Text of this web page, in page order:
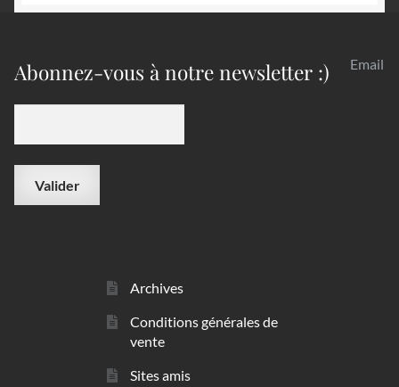
Abonnez-vous à notre newsletter :) Email
Archives
Conditions générales de
vente
Sites amis